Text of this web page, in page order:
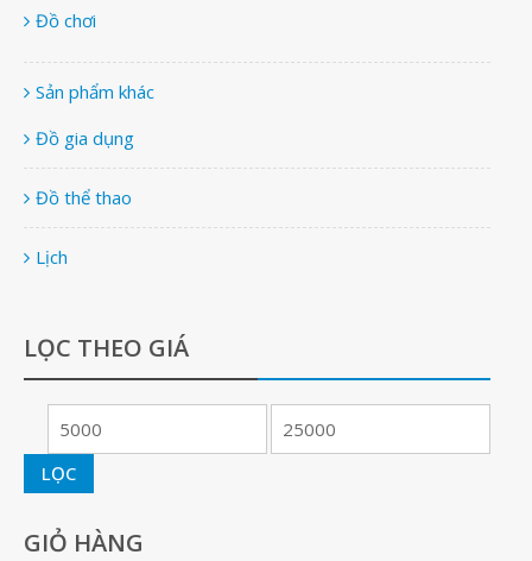
Đồ chơi
Sản phẩm khác
Đồ gia dụng
Đồ thể thao
Lịch
LỌC THEO GIÁ
LỌC
GIỎ HÀNG